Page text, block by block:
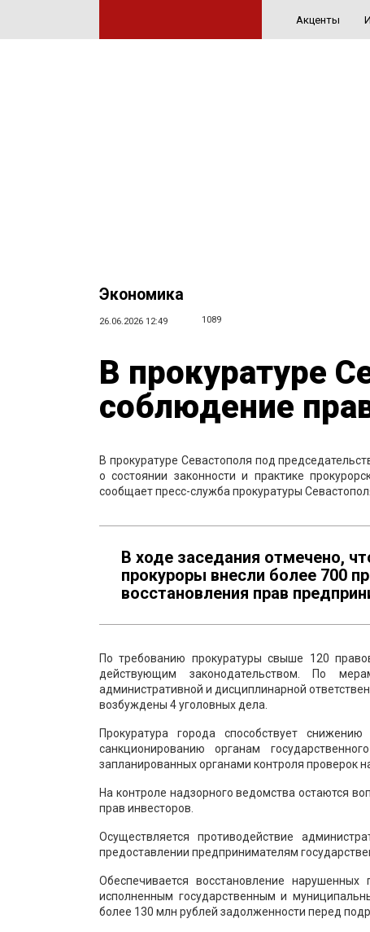
Акценты
Экономика
26.06.2026 12:49 1089
В прокуратуре
соблюдение
В прокуратуре Севастополя под
о состоянии законности и практике
сообщает пресс-служба прокуратуры
В ходе заседания отмечено,
прокуроры внесли более 700
восстановления прав
По требованию прокуратуры свыше 120
действующим законодательством. По
административной и дисциплинарной
возбуждены 4 уголовных дела.
Прокуратура города способствует
санкционированию органам
запланированных органами контроля проверок
На контроле надзорного ведомства остаются
прав инвесторов.
Осуществляется противодействие
предоставлении предпринимателям
Обеспечивается восстановление
исполненным государственным и
более 130 млн рублей задолженности перед